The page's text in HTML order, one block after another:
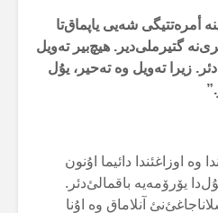
أمرەتتیگی شەیی یاپماق‌تا
گتیرملی‌دیر. هیچ‌بیر تەویل
زیرا تەویل وە تەحیر، یۇل
وە اوزاغئندا دائیما اۇنون
یۆرۆمەیە باقمالئ‌دئر.
آنلاماق وە اۇنا